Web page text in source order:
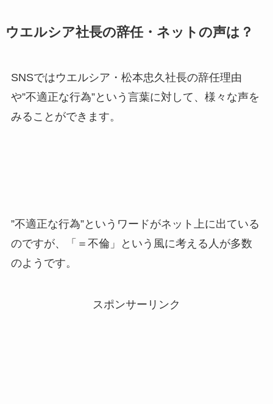
ウエルシア社長の辞任・ネットの声は？
SNSではウエルシア・松本忠久社長の辞任理由
や”不適正な行為”という言葉に対して、様々な声を
みることができます。
”不適正な行為”というワードがネット上に出ている
のですが、「＝不倫」という風に考える人が多数
のようです。
スポンサーリンク